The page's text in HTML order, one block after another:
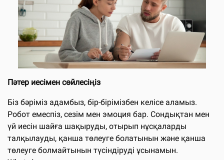
Пәтер иесімен сөйлесіңіз
Біз бәріміз адамбыз, бір-бірімізбен келісе аламыз.
Робот емеспіз, сезім мен эмоция бар. Сондықтан мен
үй иесін шайға шақыруды, отырып нұсқаларды
талқылауды, қанша төлеуге болатынын және қанша
төлеуге болмайтынын түсіндіруді ұсынамын.